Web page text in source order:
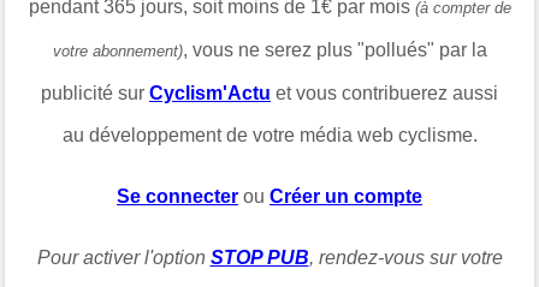
pendant 365 jours, soit moins de 1€ par mois (à compter de
votre abonnement), vous ne serez plus "pollués" par la
publicité sur Cyclism'Actu et vous contribuerez aussi
au développement de votre média web cyclisme.
Se connecter ou Créer un compte
Pour activer l'option STOP PUB, rendez-vous sur votre